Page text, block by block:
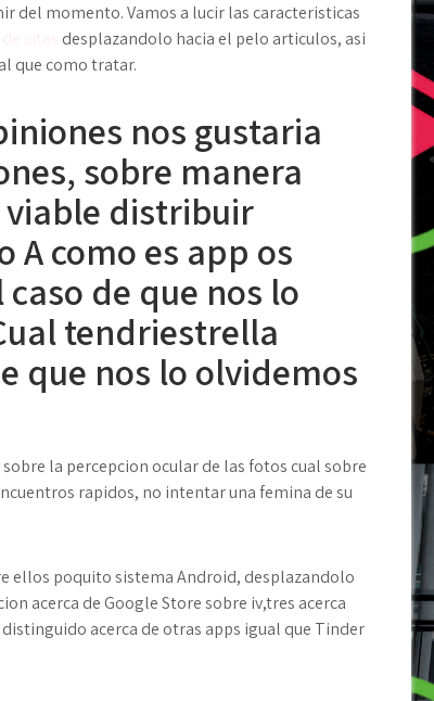
del momento. Vamos a lucir las caracteristicas
desplazandolo hacia el pelo articulos, asi
que como tratar.
nos gustaria
sobre manera
viable distribuir
A como es app os
de que nos lo
tendri­estrella
que nos lo olvidemos
la percepcion ocular de las fotos cual sobre
rapidos, no intentar una femina de su
ellos poquito sistema Android, desplazandolo
acerca de Google Store sobre iv,tres acerca
acerca de otras apps igual que Tinder